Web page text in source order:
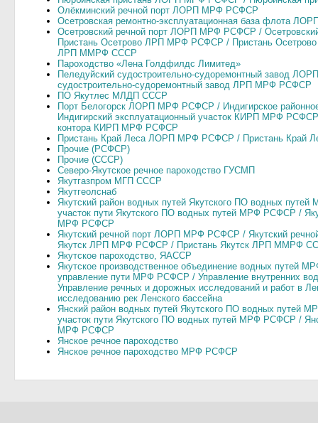
Олёкминский речной порт ЛОРП МРФ РСФСР
Осетровская ремонтно-эксплуатационная база флота
Осетровский речной порт ЛОРП МРФ РСФСР /
Пристань Осетрово ЛРП МРФ РСФСР / Пристань
ЛРП ММРФ СССР
Пароходство «Лена Голдфилдс Лимитед»
Пеледуйский судостроительно-судоремонтный завод
судостроительно-судоремонтный завод ЛРП МРФ РСФСР
ПО Якутлес МЛДП СССР
Порт Белогорск ЛОРП МРФ РСФСР / Индигирское
Индигирский эксплуатационный участок КИРП МРФ РСФСР
контора КИРП МРФ РСФСР
Пристань Край Леса ЛОРП МРФ РСФСР / Пристань
Прочие (РСФСР)
Прочие (СССР)
Северо-Якутское речное пароходство ГУСМП
Якутгазпром МГП СССР
Якутгеолснаб
Якутский район водных путей Якутского ПО водных
участок пути Якутского ПО водных путей МРФ РСФСР /
МРФ РСФСР
Якутский речной порт ЛОРП МРФ РСФСР / Якутский
Якутск ЛРП МРФ РСФСР / Пристань Якутск ЛРП ММРФ
Якутское пароходство, ЯАССР
Якутское производственное объединение водных путей
управление пути МРФ РСФСР / Управление внутренних
Управление речных и дорожных исследований и работ в
исследованию рек Ленского бассейна
Янский район водных путей Якутского ПО водных путей
участок пути Якутского ПО водных путей МРФ РСФСР /
МРФ РСФСР
Янское речное пароходство
Янское речное пароходство МРФ РСФСР